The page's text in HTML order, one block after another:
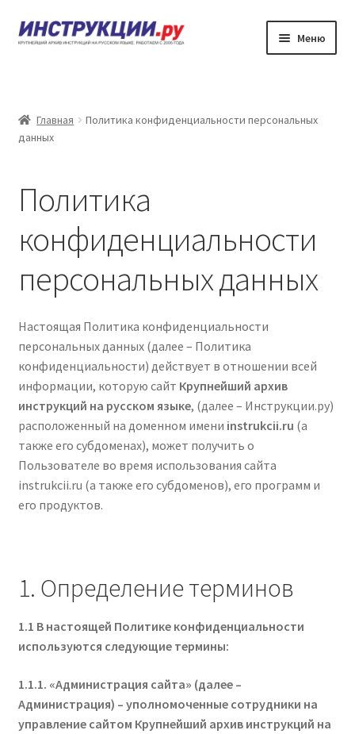
Перейти
к
Перейти
к
Меню
Каталог инструкций по эксплуатации
Личный кабинет
Контакты
Главная
Политика конфиденциальности персональных
данных
Политика
конфиденциальности
персональных данных
Настоящая Политика конфиденциальности
персональных данных (далее – Политика
конфиденциальности) действует в отношении всей
информации, которую сайт Крупнейший архив
инструкций на русском языке, (далее – Инструкции.ру)
расположенный на доменном имени instrukcii.ru (а
также его субдоменах), может получить о
Пользователе во время использования сайта
instrukcii.ru (а также его субдоменов), его программ и
его продуктов.
1. Определение терминов
1.1 В настоящей Политике конфиденциальности
используются следующие термины:
1.1.1. «Администрация сайта» (далее –
Администрация) – уполномоченные сотрудники на
управление сайтом Крупнейший архив инструкций на